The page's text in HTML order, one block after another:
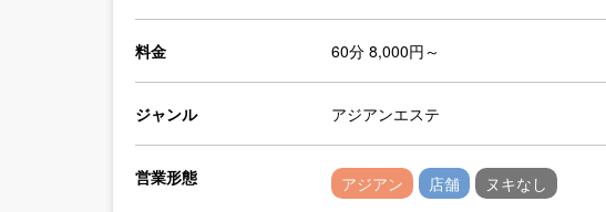
料金 60分 8,000円～
ジャンル アジアンエステ
営業形態 アジアン 店舗 ヌキなし